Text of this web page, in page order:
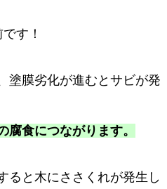
す！
塗膜劣化が進むとサビが発
腐食につながります。
ると木にささくれが発生し